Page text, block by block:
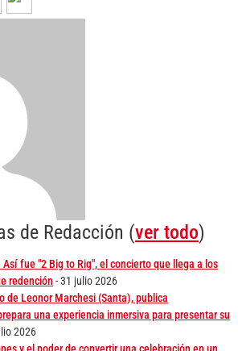
de Redacción (ver todo)
Así fue "2 Big to Rig", el concierto que llega a los
redención - 31 julio 2026
de Leonor Marchesi (Santa), publica
una experiencia inmersiva para presentar su
2026
y el poder de convertir una celebración en un